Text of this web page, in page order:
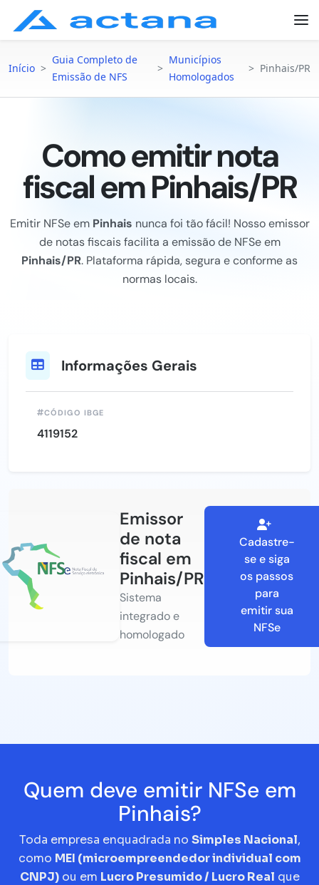
Início >
Guia Completo de
Emissão de NFS
>
Municípios
Homologados
> Pinhais/PR
Como emitir nota
fiscal em Pinhais/PR
Emitir NFSe em Pinhais nunca foi tão fácil! Nosso emissor
de notas fiscais facilita a emissão de NFSe em
Pinhais/PR. Plataforma rápida, segura e conforme as
normas locais.
Informações Gerais
CÓDIGO IBGE
4119152
Emissor
de nota
fiscal em
Pinhais/PR
Sistema
integrado e
homologado
Cadastre-
se e siga
os passos
para
emitir sua
NFSe
Quem deve emitir NFSe em
Pinhais?
Toda empresa enquadrada no Simples Nacional,
como MEI (microempreendedor individual com
CNPJ)ou em Lucro Presumido / Lucro Real que